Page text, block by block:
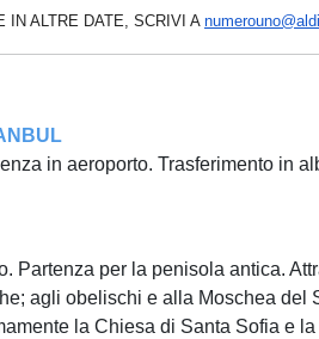
IN ALTRE DATE, SCRIVI A numerouno@
in aeroporto. Trasferimento in
Partenza per la penisola antica.
agli obelischi e alla Moschea del
la Chiesa di Santa Sofia e